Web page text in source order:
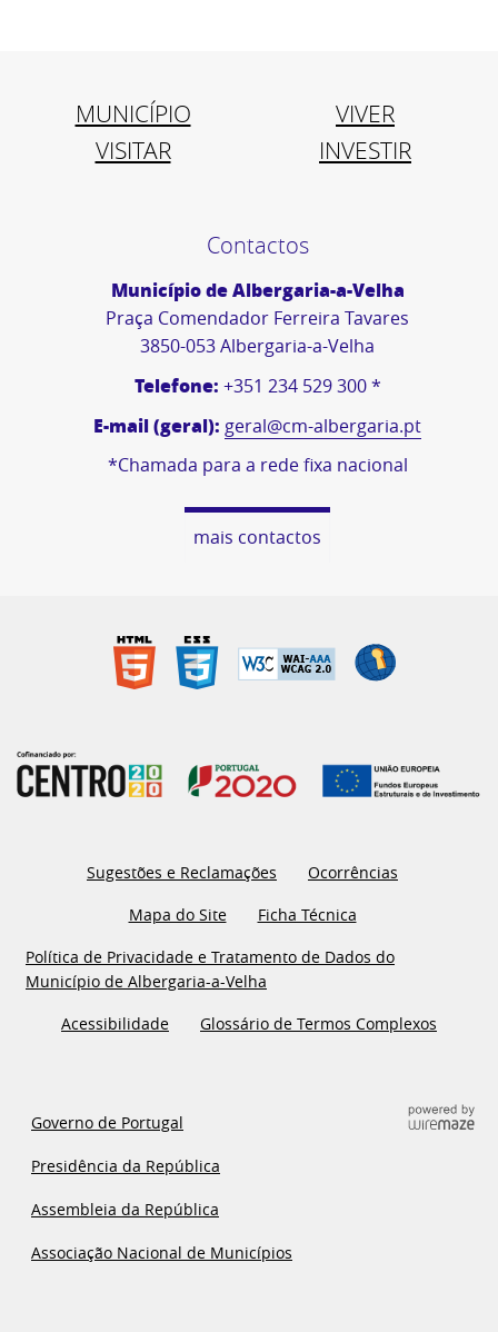
MUNICÍPIO
VIVER
VISITAR
INVESTIR
Contactos
Município de Albergaria-a-Velha
Praça Comendador Ferreira Tavares
3850-053 Albergaria-a-Velha
Telefone: +351 234 529 300 *
E-mail (geral): geral@cm-albergaria.pt
*Chamada para a rede fixa nacional
mais contactos
Sugestões e Reclamações
Ocorrências
Mapa do Site
Ficha Técnica
Política de Privacidade e Tratamento de Dados do
Município de Albergaria-a-Velha
Acessibilidade
Glossário de Termos Complexos
Governo de Portugal
Presidência da República
Assembleia da República
Associação Nacional de Municípios